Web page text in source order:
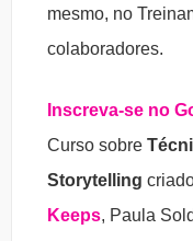
mesmo, no
colaboradores.
Inscreva-se no
Curso sobre
Storytelling
Keeps, Paula